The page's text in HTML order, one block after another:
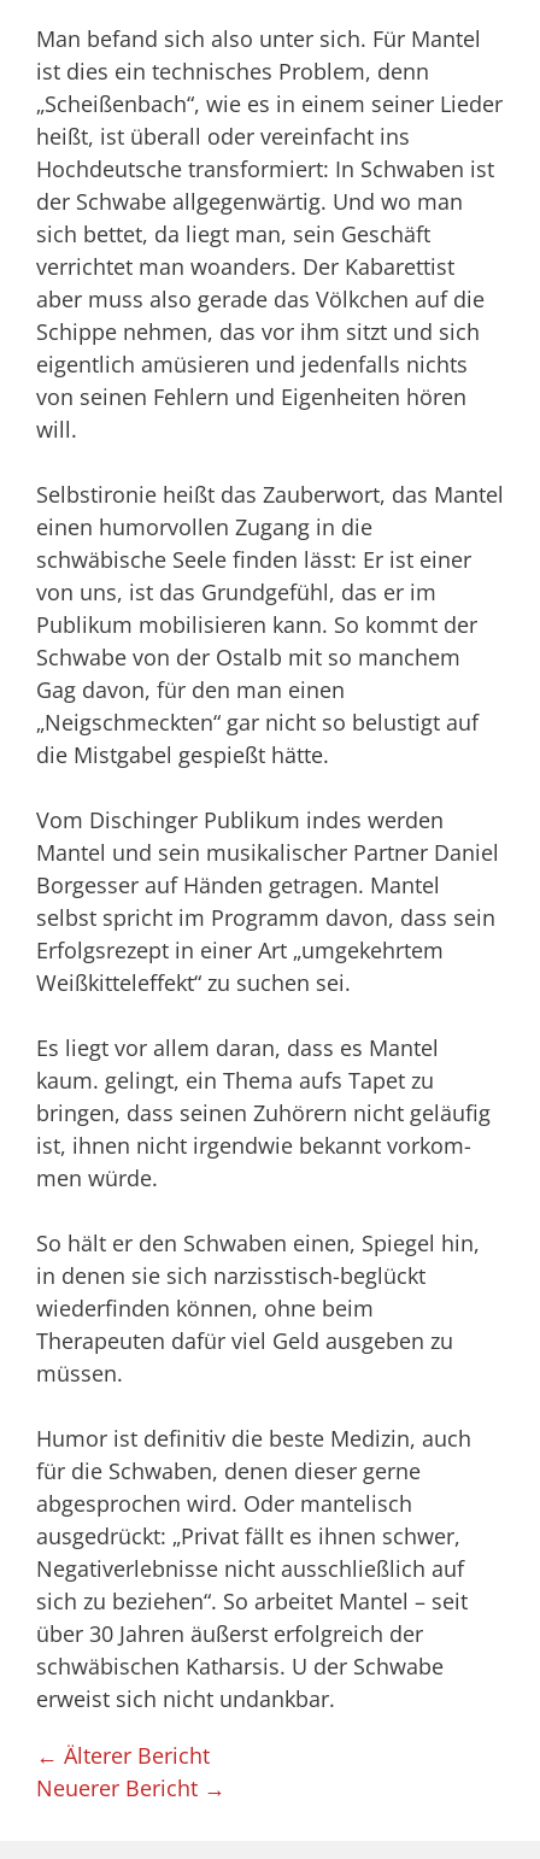
Man befand sich also unter sich. Für Mantel
ist dies ein technisches Problem, denn
„Scheißenbach“, wie es in einem seiner Lieder
heißt, ist überall oder vereinfacht ins
Hochdeutsche transformiert: In Schwaben ist
der Schwabe allgegenwärtig. Und wo man
sich bettet, da liegt man, sein Geschäft
verrichtet man woanders. Der Ka­barettist
aber muss also gerade das Völkchen auf die
Schippe nehmen, das vor ihm sitzt und sich
eigentlich amüsieren und jedenfalls nichts
von seinen Fehlern und Eigenheiten hören
will.
Selbstironie heißt das Zauberwort, das Mantel
einen humorvollen Zugang in die
schwäbische Seele finden lässt: Er ist einer
von uns, ist das Grundgefühl, das er im
Publikum mobilisieren kann. So kommt der
Schwabe von der Ostalb mit so manchem
Gag davon, für den man einen
„Neigschmeckten“ gar nicht so belustigt auf
die Mistgabel gespießt hätte.
Vom Dischinger Publikum indes werden
Mantel und sein musikalischer Partner Daniel
Borgesser auf Händen getragen. Mantel
selbst spricht im Programm davon, dass sein
Erfolgsrezept in einer Art „um­gekehrtem
Weißkitteleffekt“ zu su­chen sei.
Es liegt vor allem daran, dass es Mantel
kaum. gelingt, ein Thema aufs Tapet zu
bringen, dass seinen Zuhörern nicht geläufig
ist, ihnen nicht irgendwie bekannt vorkom­
men würde.
So hält er den Schwaben einen, Spiegel hin,
in denen sie sich nar­zisstisch-beglückt
wiederfinden können, ohne beim
Therapeuten dafür viel Geld ausgeben zu
müssen.
Humor ist definitiv die beste Medizin, auch
für die Schwaben, denen dieser gerne
abgesprochen wird. Oder mantelisch
ausgedrückt: „Privat fällt es ihnen schwer,
Negativerlebnisse nicht ausschließlich auf
sich zu beziehen“. So arbeitet Mantel – seit
über 30 Jahren äußerst erfolgreich der
schwäbischen Katharsis. U der Schwabe
erweist sich nicht undankbar.
← Älterer Bericht
Neuerer Bericht →